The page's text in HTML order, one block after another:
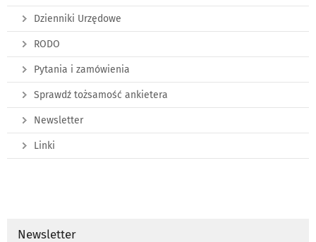
Dzienniki Urzędowe
RODO
Pytania i zamówienia
Sprawdź tożsamość ankietera
Newsletter
Linki
Newsletter